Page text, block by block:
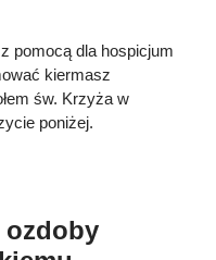
pomocą dla hospicjum
kiermasz
św. Krzyża w
poniżej.
ozdoby